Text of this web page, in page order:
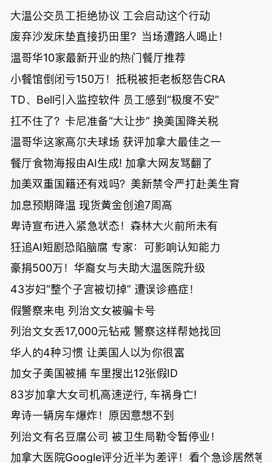
大温公交员工拒绝协议 工会启动这个行动
废弃沙发床垫直接扔田里？当场遭路人喝止！
温哥华10家最新开业的热门餐厅推荐
小餐馆倒闭亏150万！抵税被拒老板怒告CRA
TD、Bell引入监控软件 员工感到“极度不安”
扛不住了？卡尼准备“大让步” 换美国降关税
温哥华这家高尔夫球场 获评加拿大最佳之一
餐厅食物海报由AI生成! 加拿大网友骂翻了
加美双重国籍还有戏吗？美新禁令严打赴美生育
加息预期降温 现货黄金创逾7周高
卑诗宣布进入紧急状态！森林大火前所未有
狂追AI短剧恐陷脑腐 专家：可影响认知能力
豪捐500万！华裔女与夫助大温医院升级
43岁妇“整个子宫被切掉” 遭误诊癌症！
假警察来电 列治文女被骗卡号
列治文女丢17,000元钻戒 警察这样帮她找回
华人的4种习惯 让美国人以为你很富
加女子美国被捕 车里搜出12张假ID
83岁加拿大女司机高速逆行, 车祸身亡!
卑诗一辆房车爆炸！原因意想不到
列治文有名豆腐公司 被卫生局勒令暂停业！
加拿大医院Google评分近半为差评！看个急诊居然等